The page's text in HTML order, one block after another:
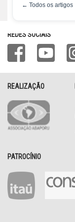
← Todos os artigos
REDES SOCIAIS
REALIZAÇÃO
PATROCÍNIO